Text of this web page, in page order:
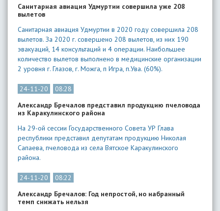
Санитарная авиация Удмуртии совершила уже 208
вылетов
Санитарная авиация Удмуртии в 2020 году совершила 208
вылетов. За 2020 г. совершено 208 вылетов, из них 190
эвакуаций, 14 консультаций и 4 операции. Наибольшее
количество вылетов выполнено в медицинские организации
2 уровня г. Глазов, г. Можга, п Игра, п.Ува. (60%).
24-11-20
08:28
Александр Бречалов представил продукцию пчеловода
из Каракулинского района
На 29-ой сессии Государственного Совета УР Глава
республики представил депутатам продукцию Николая
Сапаева, пчеловода из села Вятское Каракулинского
района.
24-11-20
08:22
Александр Бречалов: Год непростой, но набранный
темп снижать нельзя